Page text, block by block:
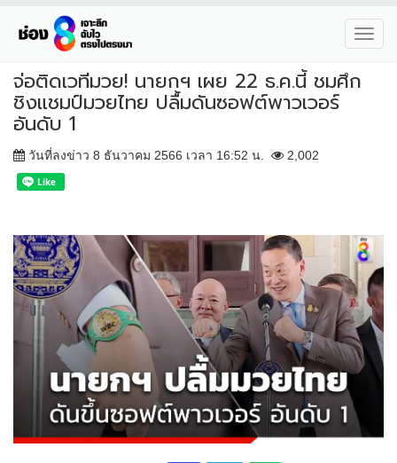
จ่อติดเวทีมวย! นายกฯ เผย 22 ธ.ค.นี้ ชมศึก
ชิงแชมป์มวยไทย ปลื้มดันซอฟต์พาวเวอร์
อันดับ 1
วันที่ลงข่าว 8 ธันวาคม 2566 เวลา 16:52 น. 2,002